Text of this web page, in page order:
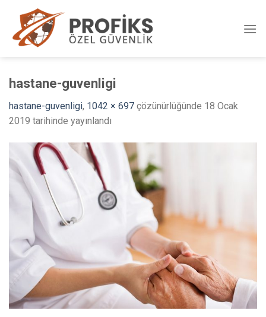
content
hastane-guvenligi
hastane-guvenligi, 1042 × 697 çözünürlüğünde 18 Ocak
2019 tarihinde yayınlandı